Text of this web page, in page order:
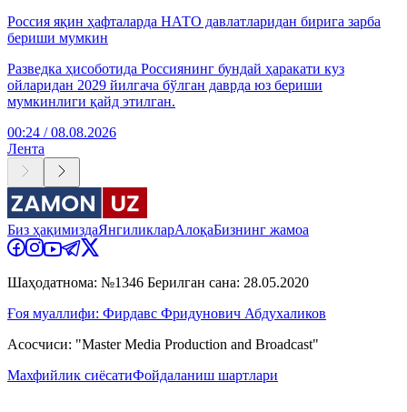
Россия яқин ҳафталарда НАТО давлатларидан бирига зарба
бериши мумкин
Разведка ҳисоботида Россиянинг бундай ҳаракати куз
ойларидан 2029 йилгача бўлган даврда юз бериши
мумкинлиги қайд этилган.
00:24 / 08.08.2026
Лента
Биз ҳақимиздаЯнгиликларАлоқаБизнинг жамоа
Шаҳодатнома: №1346 Берилган сана: 28.05.2020
Ғоя муаллифи: Фирдавс Фридунович Абдухаликов
Асосчиси: "Master Media Production and Broadcast"
Махфийлик сиёсатиФойдаланиш шартлари